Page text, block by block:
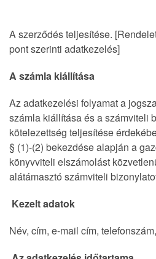
A szerződés teljesítése.
pont szerinti adatkezelés]
A számla kiállítása
Az adatkezelési folyamat a
számla kiállítása és a számviteli
kötelezettség teljesítése
§ (1)-(2) bekezdése alapján a
könyvviteli elszámolást
alátámasztó számviteli
Kezelt adatok
Név, cím, e-mail cím,